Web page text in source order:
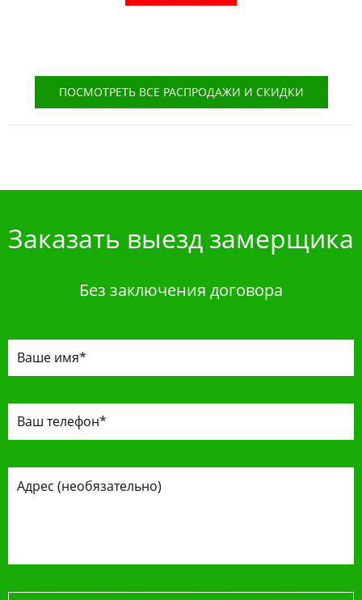
ПОСМОТРЕТЬ ВСЕ РАСПРОДАЖИ И СКИДКИ
Заказать выезд замерщика
Без заключения договора